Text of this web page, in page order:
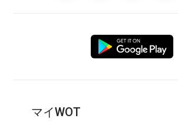
マイWOT